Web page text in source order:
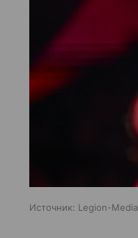
Источник: Legion-Media